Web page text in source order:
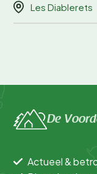
Les Diablerets
De
Actueel &